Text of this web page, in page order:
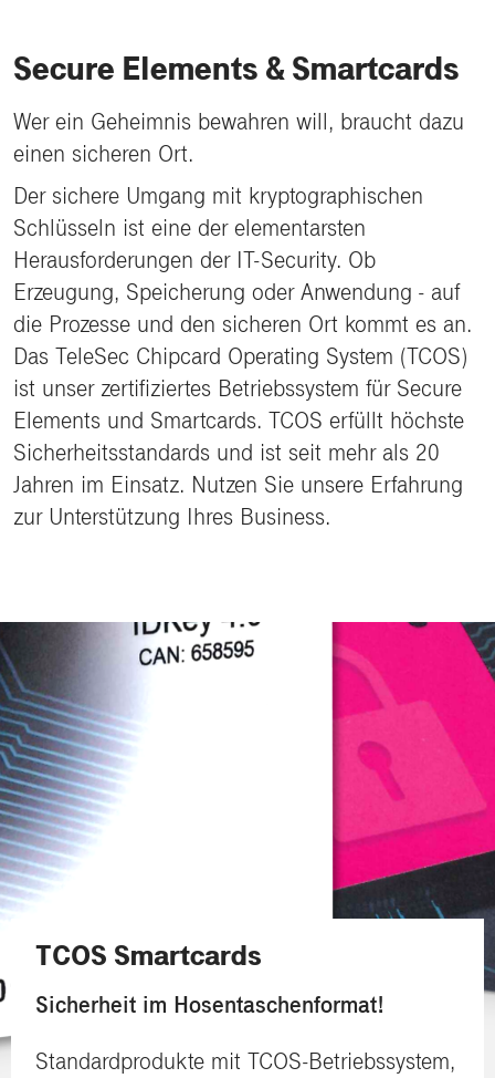
Secure Elements & Smartcards
Wer ein Geheimnis bewahren will, braucht dazu
einen sicheren Ort.
Der sichere Umgang mit kryptographischen
Schlüsseln ist eine der elementarsten
Herausforderungen der IT-Security. Ob
Erzeugung, Speicherung oder Anwendung - auf
die Prozesse und den sicheren Ort kommt es an.
Das TeleSec Chipcard Operating System (TCOS)
ist unser zertifiziertes Betriebssystem für Secure
Elements und Smartcards. TCOS erfüllt höchste
Sicherheitsstandards und ist seit mehr als 20
Jahren im Einsatz. Nutzen Sie unsere Erfahrung
zur Unterstützung Ihres Business.
TCOS Smartcards
Sicherheit im Hosentaschenformat!
Standardprodukte mit TCOS-Betriebssystem,